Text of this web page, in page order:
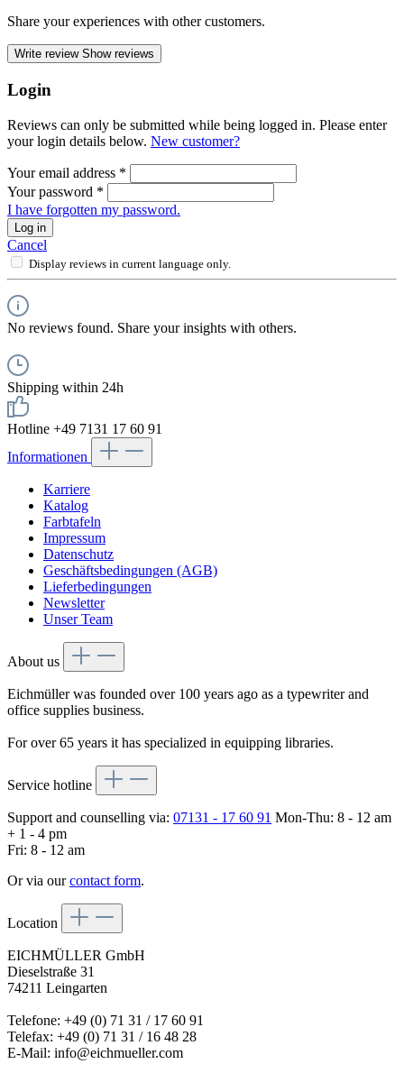
Share your experiences with other customers.
Write review Show reviews
Login
Reviews can only be submitted while being logged in. Please enter
your login details below. New customer?
Your email address *
Your password *
I have forgotten my password.
Log in
Cancel
Display reviews in current language only.
No reviews found. Share your insights with others.
Shipping within 24h
Hotline +49 7131 17 60 91
Informationen
Karriere
Katalog
Farbtafeln
Impressum
Datenschutz
Geschäftsbedingungen (AGB)
Lieferbedingungen
Newsletter
Unser Team
About us
Eichmüller was founded over 100 years ago as a typewriter and
office supplies business.
For over 65 years it has specialized in equipping libraries.
Service hotline
Support and counselling via: 07131 - 17 60 91 Mon-Thu: 8 - 12 am
+ 1 - 4 pm
Fri: 8 - 12 am
Or via ourcontact form.
Location
EICHMÜLLER GmbH
Dieselstraße 31
74211 Leingarten
Telefone: +49 (0) 71 31 / 17 60 91
Telefax: +49 (0) 71 31 / 16 48 28
E-Mail: info@eichmueller.com